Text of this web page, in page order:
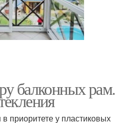
балконных рам.
приоритете у пластиковых